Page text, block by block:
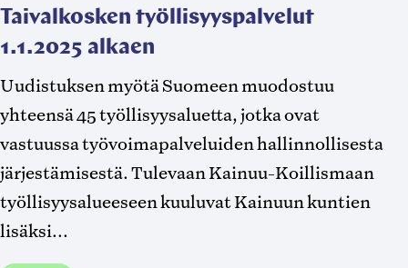
Taivalkosken työllisyyspalvelut
1.1.2025 alkaen
Uudistuksen myötä Suomeen muodostuu
yhteensä 45 työllisyysaluetta, jotka ovat
vastuussa työvoimapalveluiden hallinnollisesta
järjestämisestä. Tulevaan Kainuu-Koillismaan
työllisyysalueeseen kuuluvat Kainuun kuntien
lisäksi...